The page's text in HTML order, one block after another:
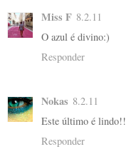
Miss F 8.2.11
O azul é divino:)
Responder
Nokas 8.2.11
Este último é lindo!!
Responder